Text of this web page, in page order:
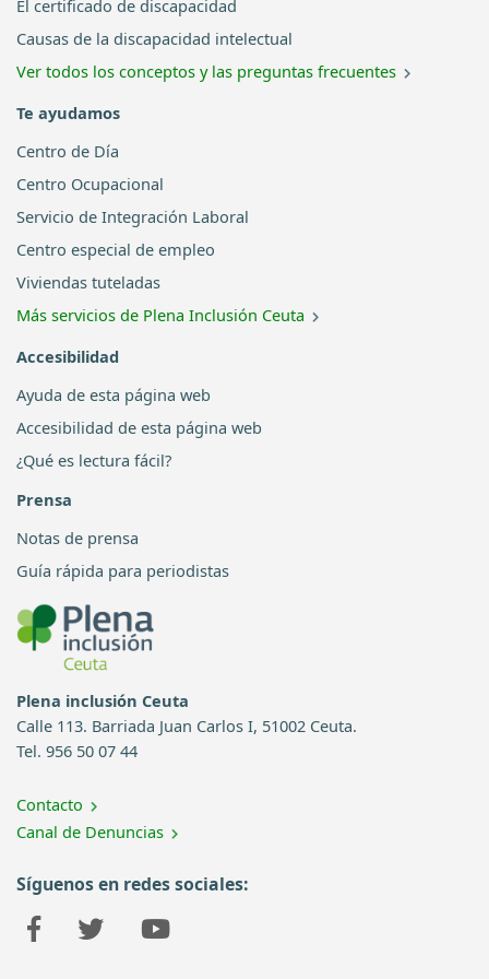
El certificado de discapacidad
Causas de la discapacidad intelectual
Ver todos los conceptos y las preguntas frecuentes
Te ayudamos
Centro de Día
Centro Ocupacional
Servicio de Integración Laboral
Centro especial de empleo
Viviendas tuteladas
Más servicios de Plena Inclusión Ceuta
Accesibilidad
Ayuda de esta página web
Accesibilidad de esta página web
¿Qué es lectura fácil?
Prensa
Notas de prensa
Guía rápida para periodistas
Plena inclusión Ceuta
Calle 113. Barriada Juan Carlos I, 51002 Ceuta.
Tel. 956 50 07 44
Contacto
Canal de Denuncias
Síguenos en redes sociales: